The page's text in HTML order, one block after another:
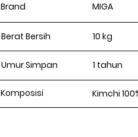
Brand MIGA
Berat Bersih 10 kg
Umur Simpan 1 tahun
Komposisi Kimchi